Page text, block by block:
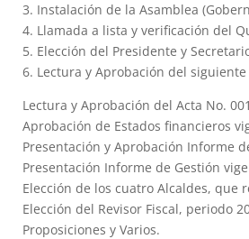
3. Instalación de la Asamblea
4. Llamada a lista y verificación del
5. Elección del Presidente y
6. Lectura y Aprobación del
Lectura y Aprobación del Acta No.
Aprobación de Estados financieros
Presentación y Aprobación Informe
Presentación Informe de Gestión
Elección de los cuatro Alcaldes, que
Elección del Revisor Fiscal, periodo
Proposiciones y Varios.